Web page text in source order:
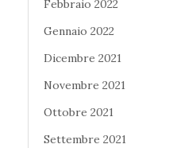
Febbraio 2022
Gennaio 2022
Dicembre 2021
Novembre 2021
Ottobre 2021
Settembre 2021